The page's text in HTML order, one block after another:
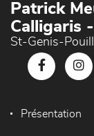
Patrick
Calligaris
St-Genis-
Présentation